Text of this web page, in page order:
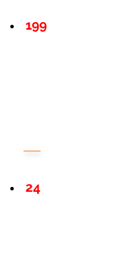
199
24